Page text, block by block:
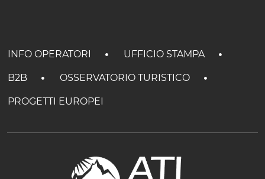
INFO OPERATORI UFFICIO STAMPA
B2B OSSERVATORIO TURISTICO
PROGETTI EUROPEI